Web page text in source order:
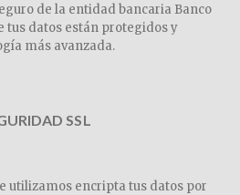
de la entidad bancaria Banco
tus datos están protegidos y
más avanzada.
SSL
utilizamos encripta tus datos por